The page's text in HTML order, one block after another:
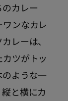
カレー
ンなカレ
レーは、
ツがトッ
ような一
と横にカ